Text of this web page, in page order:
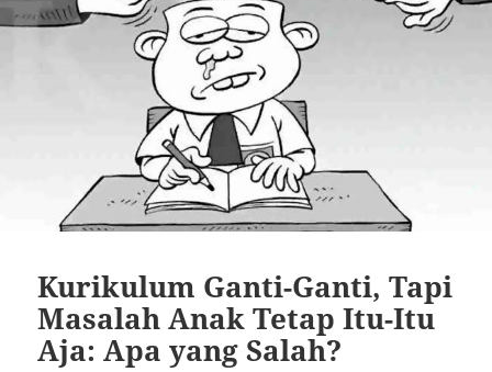
Kurikulum Ganti-Ganti, Tapi
Masalah Anak Tetap Itu-Itu
Aja: Apa yang Salah?